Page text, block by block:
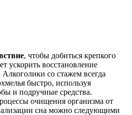
, чтобы добиться крепкого
ускорить восстановление
со стажем всегда
быстро, используя
и подручные средства.
очищения организма от
сна можно следующими